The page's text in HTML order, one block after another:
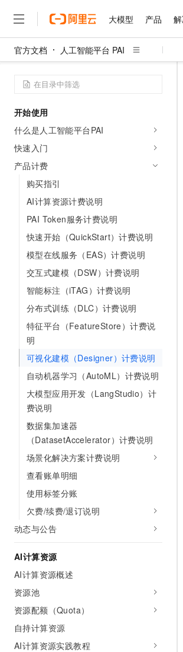
大模型 产品
官方文档 人工智能平台 PAI
开始使用
什么是人工智能平台PAI
快速入门
产品计费
购买指引
AI计算资源计费说明
PAI Token服务计费说明
快速开始（QuickStart）计费说明
模型在线服务（EAS）计费说明
交互式建模（DSW）计费说明
智能标注（iTAG）计费说明
分布式训练（DLC）计费说明
特征平台（FeatureStore）计费说
明
可视化建模（Designer）计费说明
自动机器学习（AutoML）计费说明
大模型应用开发（LangStudio）计
费说明
数据集加速器
（DatasetAccelerator）计费说明
场景化解决方案计费说明
查看账单明细
使用标签分账
欠费/续费/退订说明
动态与公告
AI计算资源
AI计算资源概述
资源池
资源配额（Quota）
自持计算资源
AI计算资源实践教程
大模型
产品
精选产品
计算
容器
存储
网络与CDN
安全
中间件
数据库
大数据计算
媒体服务
企业服务与云通信
域名与网站
终端用户计算
Serverless
开发工具
解决方案
精选解决方案
互联网应用开发
大数据
安全
网络
上云与迁云
企业出海
政企业务
权益
定价
云市场
伙伴
服务
了解阿里云